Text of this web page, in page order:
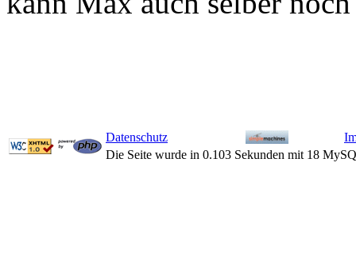
Datenschutz
Die Seite wurde in 0.103 Sekunden mit 18